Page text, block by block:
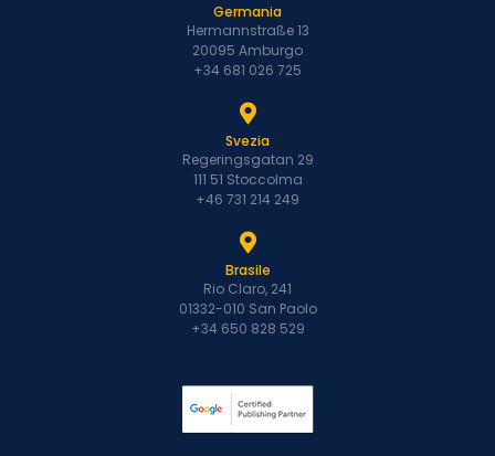
Germania
Hermannstraße 13
20095 Amburgo
+34 681 026 725
Svezia
Regeringsgatan 29
111 51 Stoccolma
+46 731 214 249
Brasile
Rio Claro, 241
01332-010 San Paolo
+34 650 828 529